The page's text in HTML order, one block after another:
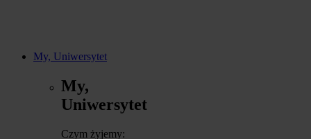
My, Uniwersytet
My,
Uniwersytet
Czym żyjemy: